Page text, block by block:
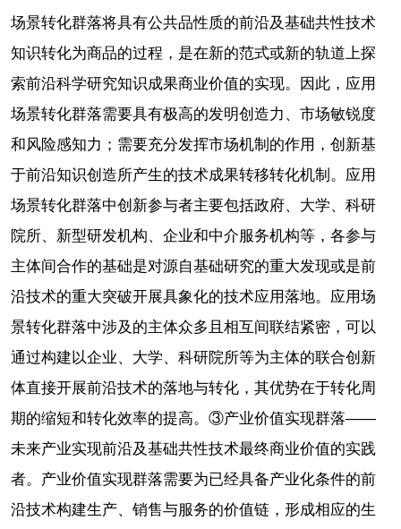
场景转化群落将具有公共品性质的前沿及基础共性技术
知识转化为商品的过程，是在新的范式或新的轨道上探
索前沿科学研究知识成果商业价值的实现。因此，应用
场景转化群落需要具有极高的发明创造力、市场敏锐度
和风险感知力；需要充分发挥市场机制的作用，创新基
于前沿知识创造所产生的技术成果转移转化机制。应用
场景转化群落中创新参与者主要包括政府、大学、科研
院所、新型研发机构、企业和中介服务机构等，各参与
主体间合作的基础是对源自基础研究的重大发现或是前
沿技术的重大突破开展具象化的技术应用落地。应用场
景转化群落中涉及的主体众多且相互间联结紧密，可以
通过构建以企业、大学、科研院所等为主体的联合创新
体直接开展前沿技术的落地与转化，其优势在于转化周
期的缩短和转化效率的提高。③产业价值实现群落——
未来产业实现前沿及基础共性技术最终商业价值的实践
者。产业价值实现群落需要为已经具备产业化条件的前
沿技术构建生产、销售与服务的价值链，形成相应的生